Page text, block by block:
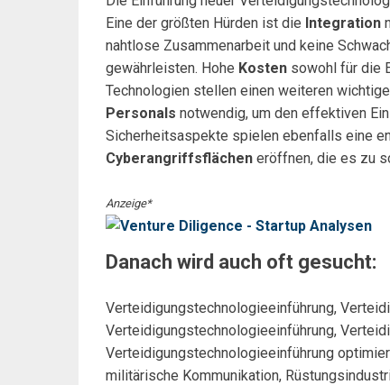
Eine der größten Hürden ist die Integration
nahtlose Zusammenarbeit und keine
gewährleisten. Hohe Kosten sowohl für die
Technologien stellen einen weiteren
Personals notwendig, um den effektiven
Sicherheitsaspekte spielen ebenfalls eine
Cyberangriffsflächen eröffnen, die es zu
Anzeige*
Danach wird auch oft gesucht:
Verteidigungstechnologieeinführung,
Verteidigungstechnologieeinführung,
Verteidigungstechnologieeinführung
militärische Kommunikation,